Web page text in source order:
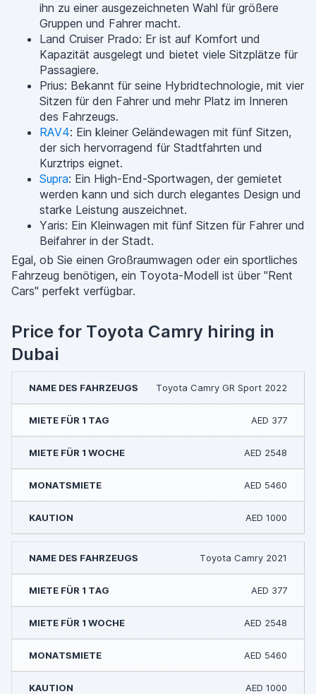
ihn zu einer ausgezeichneten Wahl für größere
Gruppen und Fahrer macht.
Land Cruiser Prado: Er ist auf Komfort und
Kapazität ausgelegt und bietet viele Sitzplätze für
Passagiere.
Prius: Bekannt für seine Hybridtechnologie, mit vier
Sitzen für den Fahrer und mehr Platz im Inneren
des Fahrzeugs.
RAV4: Ein kleiner Geländewagen mit fünf Sitzen,
der sich hervorragend für Stadtfahrten und
Kurztrips eignet.
Supra: Ein High-End-Sportwagen, der gemietet
werden kann und sich durch elegantes Design und
starke Leistung auszeichnet.
Yaris: Ein Kleinwagen mit fünf Sitzen für Fahrer und
Beifahrer in der Stadt.
Egal, ob Sie einen Großraumwagen oder ein sportliches
Fahrzeug benötigen, ein Toyota-Modell ist über "Rent
Cars" perfekt verfügbar.
Price for Toyota Camry hiring in
Dubai
Toyota Camry GR Sport 2022
AED 377
AED 2548
AED 5460
AED 1000
Toyota Camry 2021
AED 377
AED 2548
AED 5460
AED 1000